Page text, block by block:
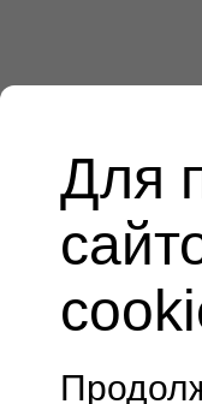
Для